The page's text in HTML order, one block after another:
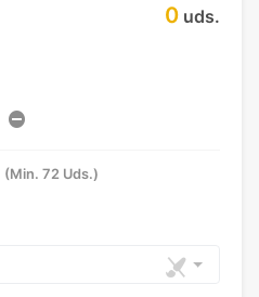
0 uds.
(Min. 72 Uds.)